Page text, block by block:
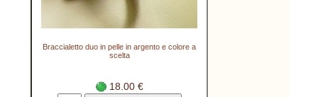
Braccialetto duo in pelle in argento e colore a
scelta
18.00 €